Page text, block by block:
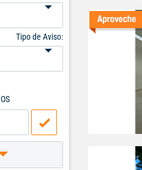
Tipo de Aviso: